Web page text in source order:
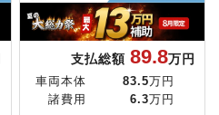
支払総額 89.8万円
車両本体 83.5万円
諸費用
6.3万円